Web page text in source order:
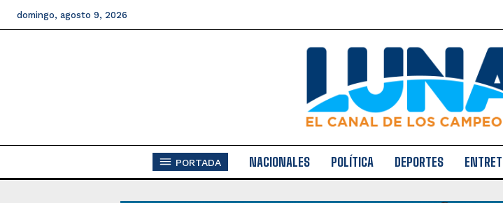
domingo, agosto 9, 2026
PORTADA NACIONALES POLÍTICA DEPORTES